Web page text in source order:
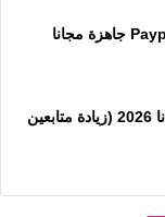
حسابات بايبال مشحونة Paypal جاهزة مجانا
ترويج حساب تيك توك مجانا 2026 (زيادة متابعين